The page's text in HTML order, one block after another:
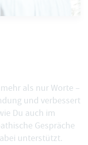
als nur Worte –
und verbessert
Du auch im
Gespräche
unterstützt.